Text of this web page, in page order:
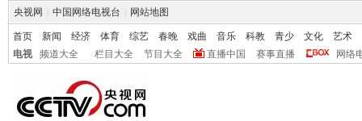
央视网 中国网络电视台 网站地图
首页 新闻 经济 体育 综艺 春晚 戏曲 音乐 科教 青少 文化
艺术
电视
频道大全 栏目大全 节目大全 直播中国 赛事直播 网络